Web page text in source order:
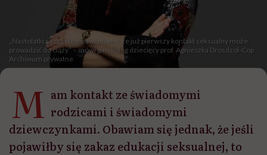
„Nastolatki są często nieświadome, że już pierwszy kontakt seksualny może
prowadzić do ciąży” – mówi ginekolog dziecięcy prof. Agnieszka Drosdzol-Cop
Archiwum prywatne
M am kontakt ze świadomymi
rodzicami i świadomymi
dziewczynkami. Obawiam się jednak, że jeśli
pojawiłby się zakaz edukacji seksualnej, to